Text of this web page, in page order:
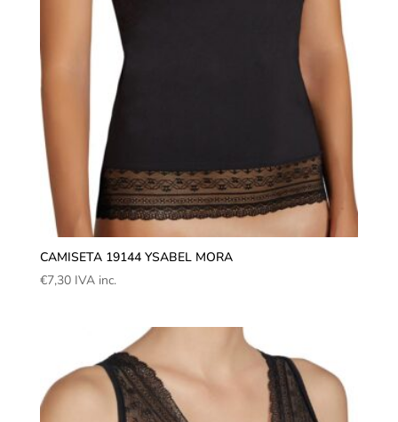
CAMISETA 19144 YSABEL MORA
€7,30 IVA inc.